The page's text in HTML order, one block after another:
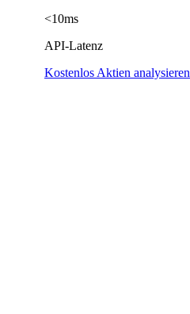
<10ms
API-Latenz
Kostenlos Aktien analysieren